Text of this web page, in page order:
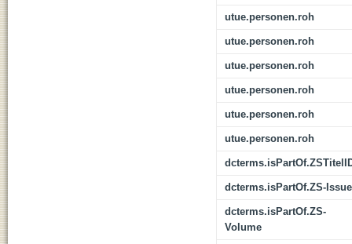
utue.personen.roh
utue.personen.roh
utue.personen.roh
utue.personen.roh
utue.personen.roh
utue.personen.roh
dcterms.isPartOf.ZS-Issue
dcterms.isPartOf.ZS-
Volume